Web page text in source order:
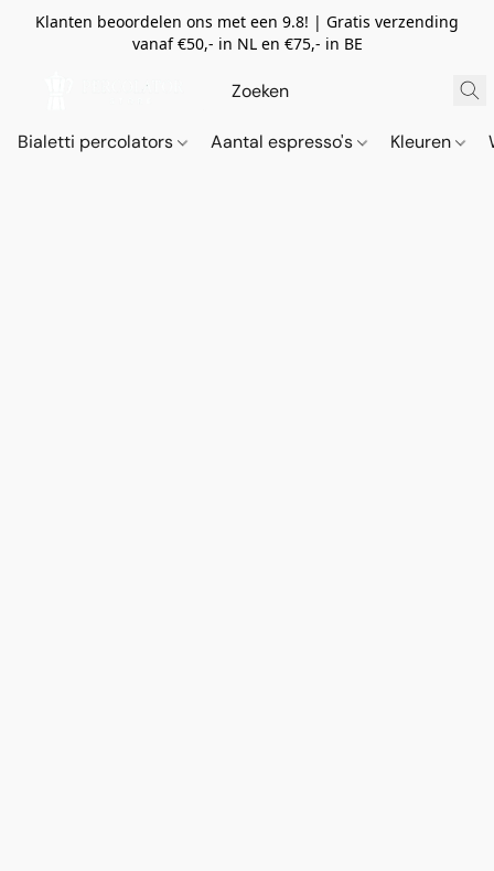
Klanten beoordelen ons met een 9.8! | Gratis verzending
vanaf €50,- in NL en €75,- in BE
Bialetti percolators Aantal espresso's Kleuren